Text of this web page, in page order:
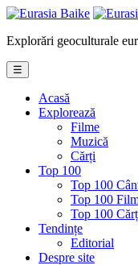
Explorări geoculturale
☰
Acasă
Explorează
Filme
Muzică
Cărți
Top 100
Top 100
Top 100
Top 100
Tendințe
Editorial
Despre site